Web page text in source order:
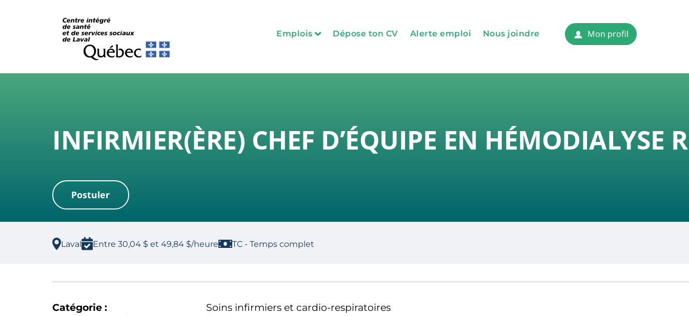
Emplois
Professionnel de la santé et des services sociaux
Préposé aux bénéficiaires et auxiliaires
Dépose ton CV Alerte emploi Nous joindre Mon profil
INFIRMIER(ÈRE) CHEF D’ÉQUIPE EN HÉMODIALYSE
|
Postuler
Laval Entre 30,04 $ et 49,84 $/heure TC - Temps complet
Catégorie :
Soins infirmiers et cardio-respiratoires